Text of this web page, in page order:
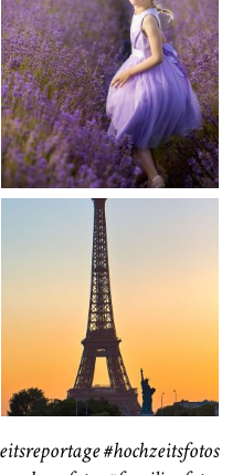
Kinder
111
Reise
41
#hochzeitsfotos